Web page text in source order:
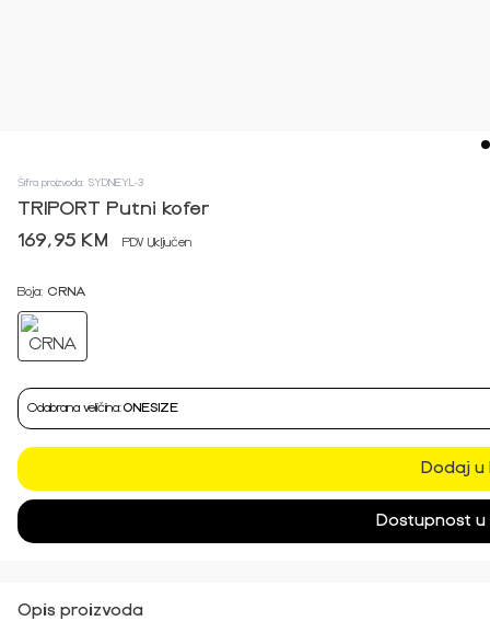
Šifra proizvoda: SYDNEYL-3
TRIPORT Putni kofer
169,95 KM
PDV Uključen
Boja: CRNA
Odabrana veličina:ONESIZE
Dodaj u
Dostupnost
Opis proizvoda